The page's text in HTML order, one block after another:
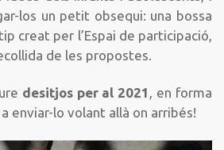
los un petit obsequi: una bossa
creat per l’Espai de participació,
de les propostes.
desitjos per al 2021 , en forma
enviar-lo volant allà on arribés!